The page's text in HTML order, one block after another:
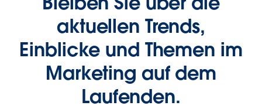
aktuellen Trends,
Einblicke und Themen im
Marketing auf dem
Laufenden.